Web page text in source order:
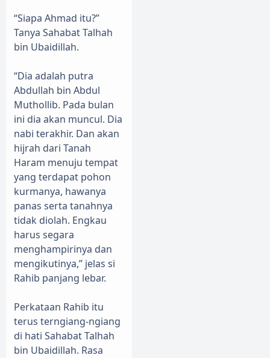
“Siapa Ahmad itu?”
Tanya Sahabat Talhah
bin Ubaidillah.
“Dia adalah putra
Abdullah bin Abdul
Muthollib. Pada bulan
ini dia akan muncul. Dia
nabi terakhir. Dan akan
hijrah dari Tanah
Haram menuju tempat
yang terdapat pohon
kurmanya, hawanya
panas serta tanahnya
tidak diolah. Engkau
harus segara
menghampirinya dan
mengikutinya,” jelas si
Rahib panjang lebar.
Perkataan Rahib itu
terus terngiang-ngiang
di hati Sahabat Talhah
bin Ubaidillah. Rasa